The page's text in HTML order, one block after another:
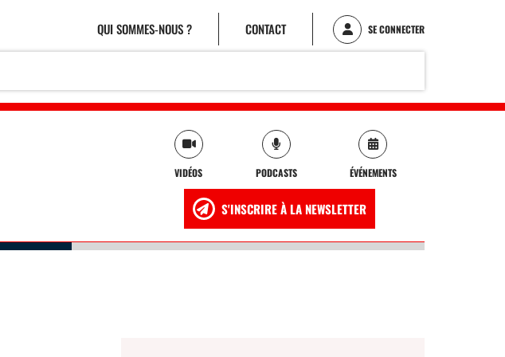
QUI SOMMES-NOUS ? CONTACT SE CONNECTER
VIDÉOS PODCASTS ÉVÉNEMENTS
S'INSCRIRE À LA NEWSLETTER